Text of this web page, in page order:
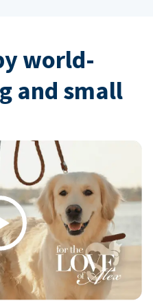
world-
and small